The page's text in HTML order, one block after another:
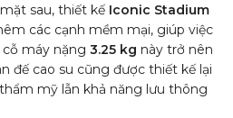
sau, thiết kế Iconic Stadium
các cạnh mềm mại, giúp việc
máy nặng 3.25 kg này trở nên
đế cao su cũng được thiết kế lại
mỹ lẫn khả năng lưu thông